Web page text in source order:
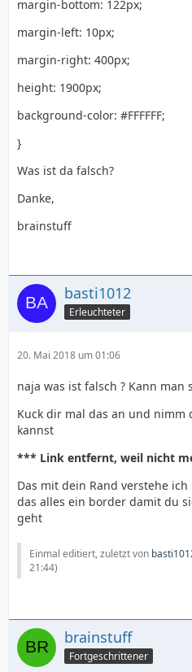
margin-bottom: 122px;
margin-left: 10px;
margin-right: 400px;
height: 1900px;
background-color: #FFFFFF;
}
Was ist da falsch?
Danke,
brainstuff
basti1012
Erleuchteter
20. Mai 2018 um 01:06
naja was ist falsch ? Kann man
Kuck dir mal das an und
kannst
*** Link entfernt, weil nicht
Das mit dein Rand verstehe
das alles ein border damit du
geht
Einmal editiert, zuletzt von
21:44)
brainstuff
Fortgeschrittener